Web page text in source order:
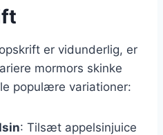
er vidunderlig, er
mormors skinke
populære variationer:
: Tilsæt appelsinjuice